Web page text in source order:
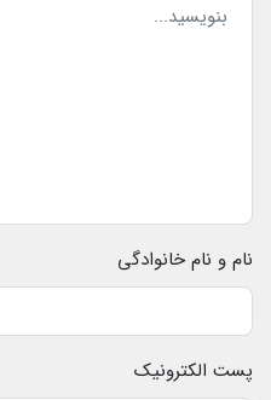
نام و نام خانوادگی
پست الکترونیک